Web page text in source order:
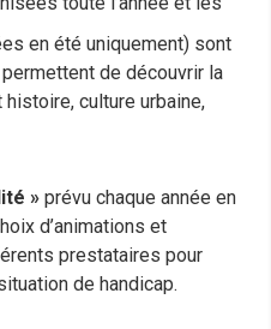
en été uniquement) sont
de découvrir la
culture urbaine,
» prévu chaque année en
d’animations et
prestataires pour
de handicap.